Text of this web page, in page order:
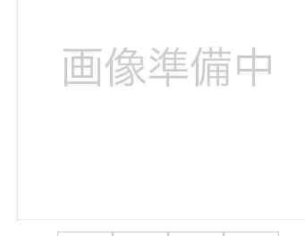
閲覧履歴